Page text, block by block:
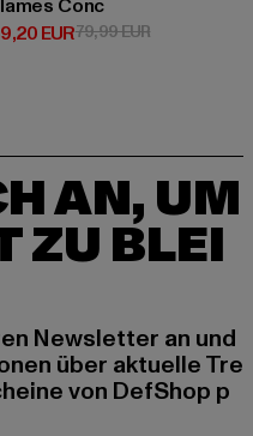
Conc
EURPreis: 39,20 EUR
79,99 EURAktionspreis:
AN, UM
ZU BLEI
Newsletter an und
über aktuelle Tre
von DefShop p